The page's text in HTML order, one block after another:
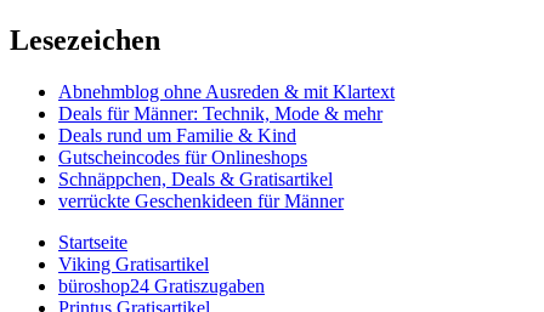
Lesezeichen
Abnehmblog ohne Ausreden & mit Klartext
Deals für Männer: Technik, Mode & mehr
Deals rund um Familie & Kind
Gutscheincodes für Onlineshops
Schnäppchen, Deals & Gratisartikel
verrückte Geschenkideen für Männer
Startseite
Viking Gratisartikel
büroshop24 Gratiszugaben
Printus Gratisartikel